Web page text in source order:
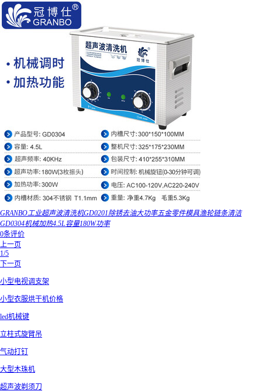
GRANBO工业超声波清洗机GD0201除锈去油大功率五金零件模具渔轮链条清洁
GD0304机械加热4.5L容量180W功率
0条评价
上一页
1/5
下一页
小型电视调支架
小型衣服烘干机价格
led机械键
立柱式旋臂吊
气动打钉
大型木珠机
超声波剃须刀